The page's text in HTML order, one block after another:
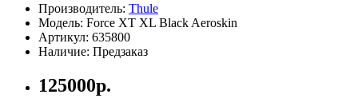
Производитель: Thule
Модель: Force XT XL Black Aeroskin
Артикул: 635800
Наличие: Предзаказ
125000р.